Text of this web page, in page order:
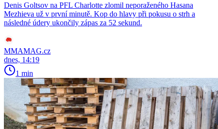
Denis Goltsov na PFL Charlotte zlomil neporaženého Hasana
Mezhieva už v první minutě. Kop do hlavy při pokusu o strh a
následné údery ukončily zápas za 52 sekund.
MMAMAG.cz
dnes, 14:19
1 min